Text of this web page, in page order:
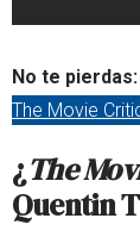
No te pierdas:
The Movie
¿The
Quentin